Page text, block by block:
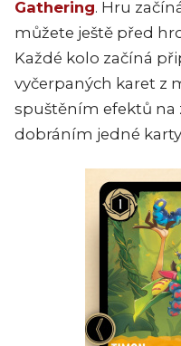
Gathering. Hru
můžete ještě před
Každé kolo začíná
vyčerpaných karet z
spuštěním efektů na
dobráním jedné